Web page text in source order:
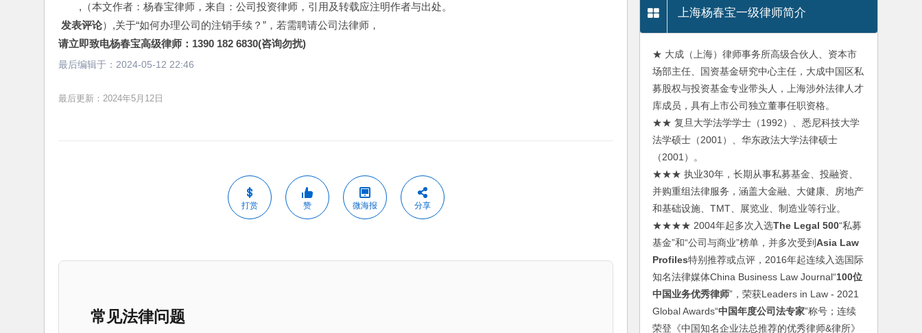
,（本文作者：杨春宝律师，来自：公司投资律师，引用及转载应注明作者与出处。
发表评论）,关于“如何办理公司的注销手续？”，若需聘请公司法律师，
请立即致电杨春宝高级律师：1390 182 6830(咨询勿扰)
最后编辑于： 2024-05-12 22:46
最后更新：2024年5月12日
打赏 赞 微海报 分享
常见法律问题
上海杨春宝一级律师简介
★ 大成（上海）律师事务所高级合伙人、资本市
场部主任、国资基金研究中心主任，大成中国区私
募股权与投资基金专业带头人，上海涉外法律人才
库成员，具有上市公司独立董事任职资格。
★★ 复旦大学法学学士（1992）、悉尼科技大学
法学硕士（2001）、华东政法大学法律硕士
（2001）。
★★★ 执业30年，长期从事私募基金、投融资、
并购重组法律服务，涵盖大金融、大健康、房地产
和基础设施、TMT、展览业、制造业等行业。
★★★★ 2004年起多次入选The Legal 500“私募
基金”和“公司与商业”榜单，并多次受到Asia Law
Profiles特别推荐或点评，2016年起连续入选国际
知名法律媒体China Business Law Journal“100位
中国业务优秀律师”，荣获Leaders in Law - 2021
Global Awards“中国年度公司法专家”称号；连续
荣登《中国知名企业法总推荐的优秀律师&律所》